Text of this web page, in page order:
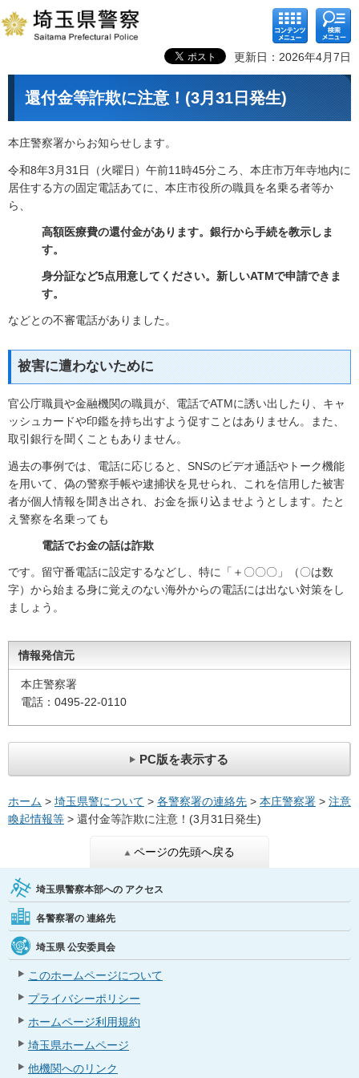
コンテ
ンツメ
ニュー
検索メ
ニュー
更新日：2026年4月7日
還付金等詐欺に注意！(3月31日発生)
本庄警察署からお知らせします。
令和8年3月31日（火曜日）午前11時45分ころ、本庄市万年寺地内に
居住する方の固定電話あてに、本庄市役所の職員を名乗る者等か
ら、
高額医療費の還付金があります。銀行から手続を教示しま
す。
身分証など5点用意してください。新しいATMで申請できま
す。
などとの不審電話がありました。
被害に遭わないために
官公庁職員や金融機関の職員が、電話でATMに誘い出したり、キャ
ッシュカードや印鑑を持ち出すよう促すことはありません。また、
取引銀行を聞くこともありません。
過去の事例では、電話に応じると、SNSのビデオ通話やトーク機能
を用いて、偽の警察手帳や逮捕状を見せられ、これを信用した被害
者が個人情報を聞き出され、お金を振り込ませようとします。たと
え警察を名乗っても
電話でお金の話は詐欺
です。留守番電話に設定するなどし、特に「＋〇〇〇」（〇は数
字）から始まる身に覚えのない海外からの電話には出ない対策をし
ましょう。
情報発信元
本庄警察署
電話：0495-22-0110
PC版を表示する
ホーム > 埼玉県警について > 各警察署の連絡先 > 本庄警察署 > 注意
喚起情報等 > 還付金等詐欺に注意！(3月31日発生)
ページの先頭へ戻る
埼玉県警察本部への アクセス
各警察署の 連絡先
埼玉県 公安委員会
このホームページについて
プライバシーポリシー
ホームページ利用規約
埼玉県ホームページ
他機関へのリンク